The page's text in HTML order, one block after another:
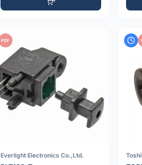
PDF
Everlight Electronics Co.,Ltd.